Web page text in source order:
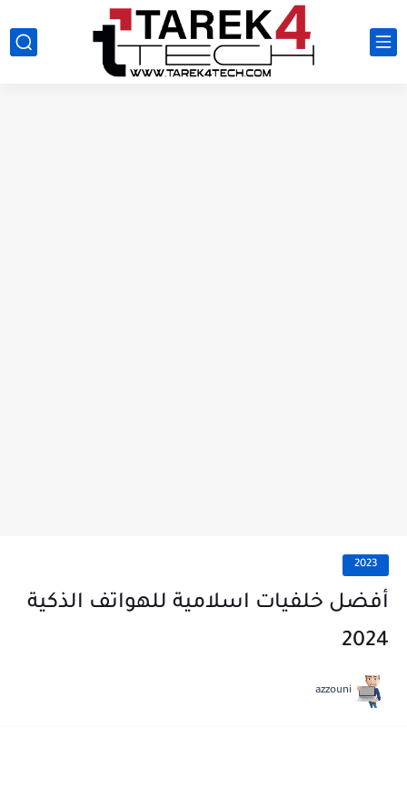
2023
أفضل خلفيات اسلامية للهواتف الذكية
2024
azzouni